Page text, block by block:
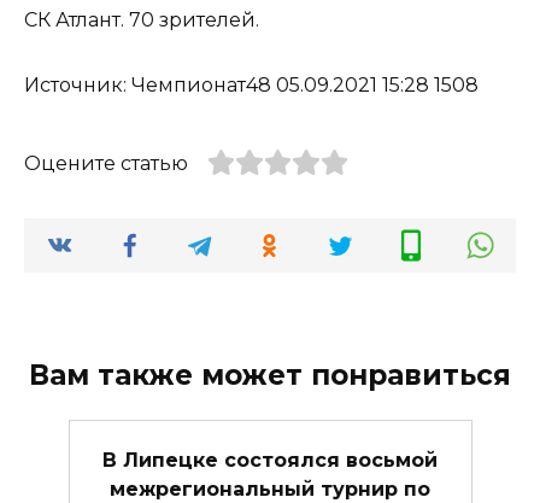
СК Атлант. 70 зрителей.
Источник: Чемпионат48 05.09.2021 15:28 1508
Оцените статью
Вам также может понравиться
В Липецке состоялся восьмой
межрегиональный турнир по